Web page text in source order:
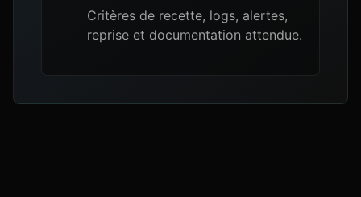
Critères de recette, logs, alertes,
reprise et documentation attendue.